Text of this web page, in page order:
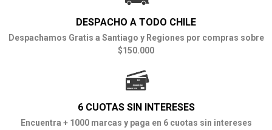
DESPACHO A TODO CHILE
Despachamos Gratis a Santiago y Regiones por compras sobre
$150.000
6 CUOTAS SIN INTERESES
Encuentra + 1000 marcas y paga en 6 cuotas sin intereses